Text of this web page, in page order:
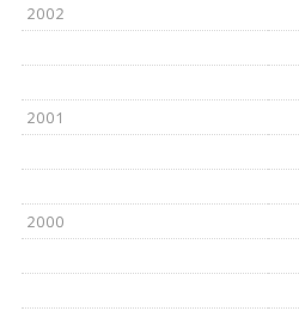
2002
2001
2000